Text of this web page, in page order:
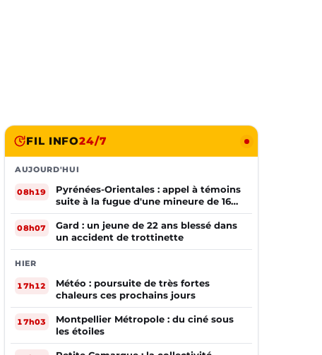
FIL INFO24/7
AUJOURD'HUI
08h19
Pyrénées-Orientales : appel à témoins
suite à la fugue d'une mineure de 16
ans
08h07
Gard : un jeune de 22 ans blessé dans
un accident de trottinette
HIER
17h12
Météo : poursuite de très fortes
chaleurs ces prochains jours
17h03
Montpellier Métropole : du ciné sous
les étoiles